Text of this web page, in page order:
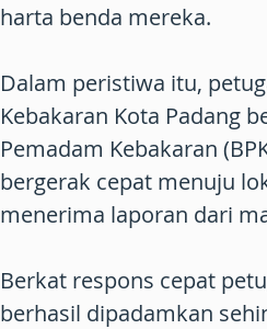
harta benda mereka.
Dalam peristiwa itu,
Kebakaran Kota Padang
Pemadam Kebakaran
bergerak cepat menuju
menerima laporan dari
Berkat respons cepat
berhasil dipadamkan